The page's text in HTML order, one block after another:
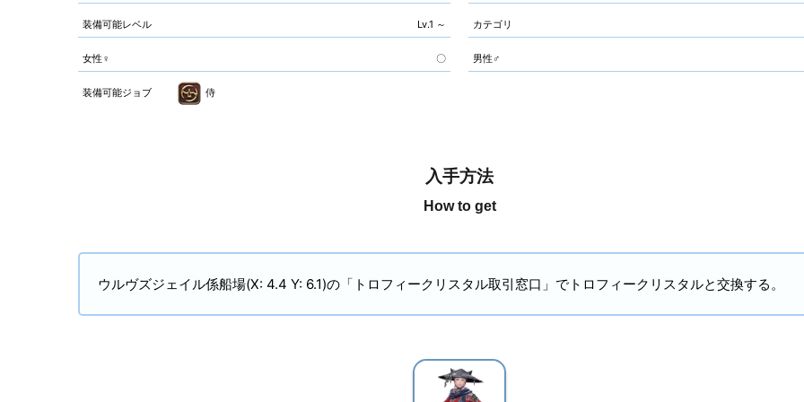
装備可能レベル Lv.1 ～ カテゴリ
女性♀ 〇 男性♂
装備可能ジョブ 侍
入手方法
How to get
ウルヴズジェイル係船場(X: 4.4 Y: 6.1)の「トロフィークリスタル取引窓口」でトロフィークリスタルと交換する。